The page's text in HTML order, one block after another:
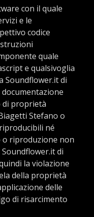
con il quale
e le
codice
quale
e qualsivoglia
Soundflower.it di
di proprietà
Stefano o
né
o riproduzione non
di
la violazione
della proprietà
delle
di risarcimento